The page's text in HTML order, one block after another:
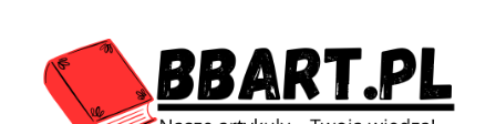
contentBBart.pl